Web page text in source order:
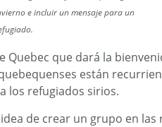
e incluir un mensaje para un
Quebec que dará la
están
los refugiados sirios.
de crear un grupo en las